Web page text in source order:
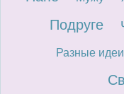
Подруге
Разные